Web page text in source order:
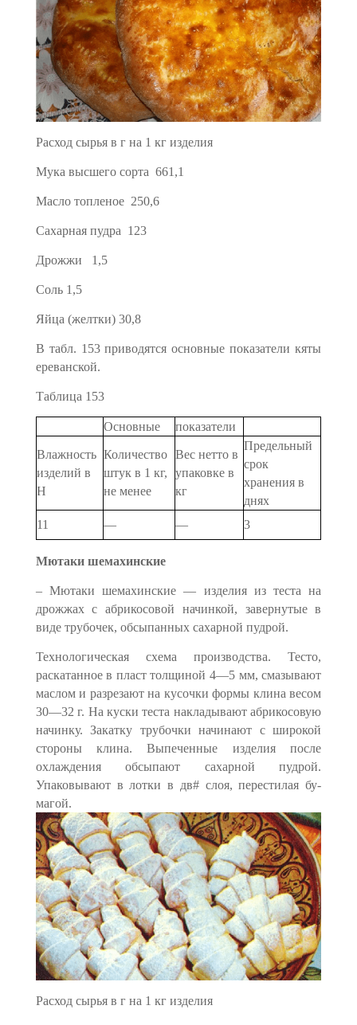
Расход сырья в г на 1 кг изделия
Мука высшего сорта 661,1
Масло топленое 250,6
Сахарная пудра 123
Дрожжи 1,5
Соль 1,5
Яйца (желтки) 30,8
В табл. 153 приводятся основные показатели кяты
ереван­ской.
Таблица 153
Основные показатели
Влажность
изделий в
Н
Количество
штук в 1 кг,
не менее
Вес нетто в
упаковке в
кг
Предельный
срок
хранения в
днях
11
— — 3
Мютаки шемахинские
– Мютаки шемахинские — изделия из теста на
дрожжах с абри­косовой начинкой, завернутые в
виде трубочек, обсыпанных сахар­ной пудрой.
Технологическая схема производства. Тесто,
раскатанное в пласт толщиной 4—5 мм, смазывают
маслом и разрезают на ку­сочки формы клина весом
30—32 г. На куски теста накладывают абрикосовую
начинку. Закатку трубочки начинают с широкой
сто­роны клина. Выпеченные изделия после
охлаждения обсыпают са­харной пудрой.
Упаковывают в лотки в дв# слоя, перестилая бу­
магой.
Расход сырья в г на 1 кг изделия